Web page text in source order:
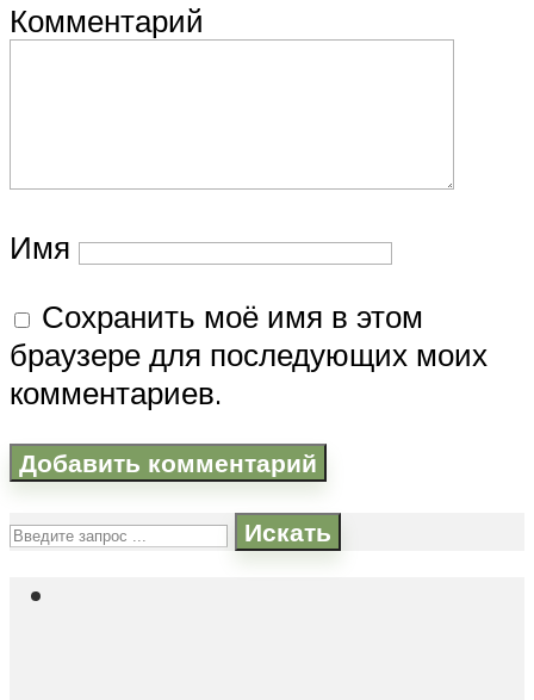
Комментарий
Имя
Сохранить моё имя в этом
браузере для последующих моих
комментариев.
Искать